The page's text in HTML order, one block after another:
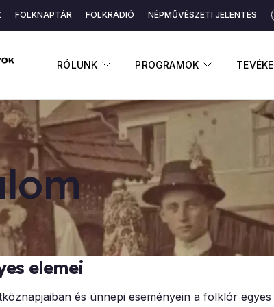
RÓLUNK ALMENÜ MEGNYITÁSA
PROGRAMOK
FOLKNAPTÁR FOLKRÁDIÓ NÉPMŰVÉSZETI JELENTÉS
elemei
és ünnepi eseményein a folklór